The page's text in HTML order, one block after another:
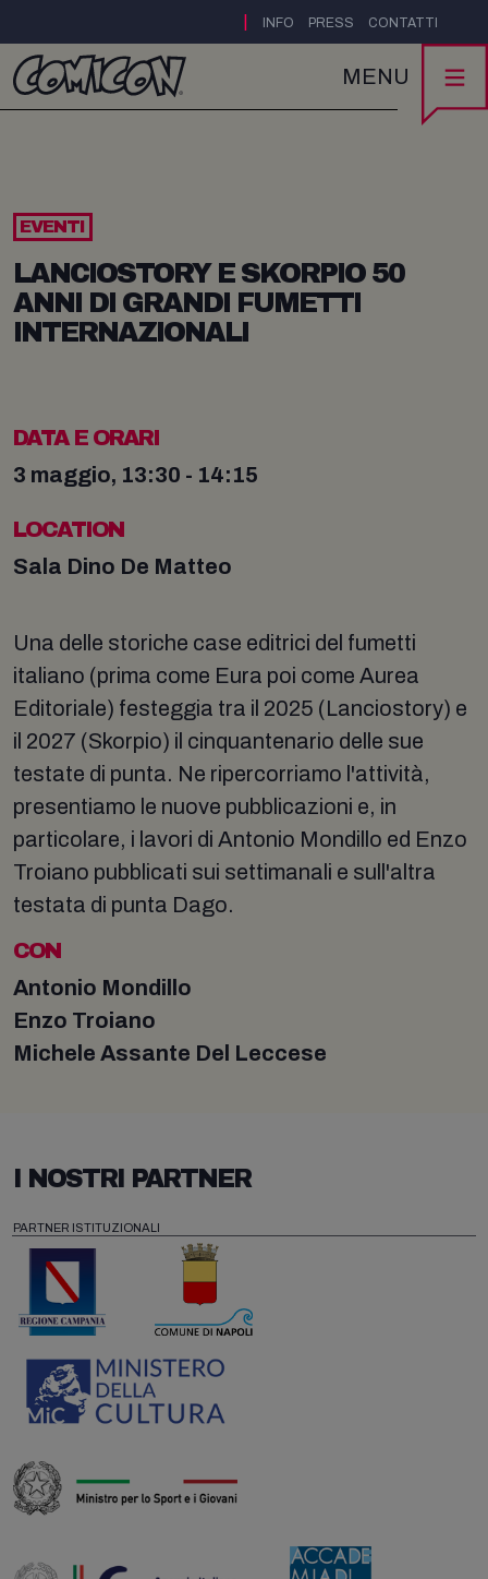
INFO PRESS CONTATTI
MENU
EVENTI
LANCIOSTORY E SKORPIO 50
ANNI DI GRANDI FUMETTI
INTERNAZIONALI
DATA E ORARI
3 maggio, 13:30 - 14:15
LOCATION
Sala Dino De Matteo
Una delle storiche case editrici del fumetti
italiano (prima come Eura poi come Aurea
Editoriale) festeggia tra il 2025 (Lanciostory) e
il 2027 (Skorpio) il cinquantenario delle sue
testate di punta. Ne ripercorriamo l'attività,
presentiamo le nuove pubblicazioni e, in
particolare, i lavori di Antonio Mondillo ed Enzo
Troiano pubblicati sui settimanali e sull'altra
testata di punta Dago.
CON
Antonio Mondillo
Enzo Troiano
Michele Assante Del Leccese
I NOSTRI PARTNER
PARTNER ISTITUZIONALI